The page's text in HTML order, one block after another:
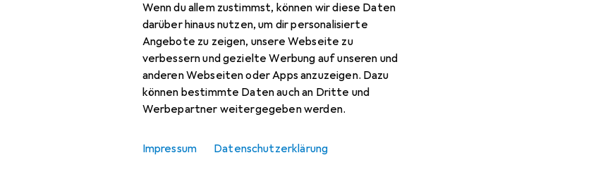
Wenn du allem zustimmst, können wir diese Daten
darüber hinaus nutzen, um dir personalisierte
Angebote zu zeigen, unsere Webseite zu
verbessern und gezielte Werbung auf unseren und
anderen Webseiten oder Apps anzuzeigen. Dazu
können bestimmte Daten auch an Dritte und
Werbepartner weitergegeben werden.
Impressum Datenschutzerklärung
Deutsch, Monika Schubach, 2019
Zubehör für Workshops